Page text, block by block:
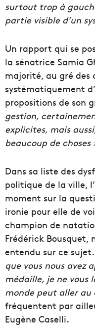
surtout trop à
partie visible d’un
Un rapport qui se
la sénatrice Samia
majorité, au gré des
systématiquement
propositions de son
gestion,
explicites, mais
beaucoup de choses
Dans sa liste des
politique de la ville,
moment sur la
ironie pour elle de
champion de
Frédérick Bousquet,
entendu sur ce sujet.
que vous nous avez
médaille, je ne vous
monde peut aller au
fréquentent par
Eugène Caselli.